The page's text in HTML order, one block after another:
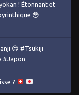
! Étonnant et
😳
😍 #Tsukiji
#Japon
?